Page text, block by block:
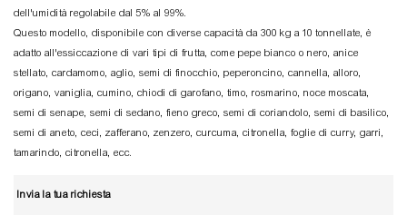
dell'umidità regolabile dal 5% al ​​99%.
Questo modello, disponibile con diverse capacità da 300 kg a 10 tonnellate, è
adatto all'essiccazione di vari tipi di frutta, come pepe bianco o nero, anice
stellato, cardamomo, aglio, semi di finocchio, peperoncino, cannella, alloro,
origano, vaniglia, cumino, chiodi di garofano, timo, rosmarino, noce moscata,
semi di senape, semi di sedano, fieno greco, semi di coriandolo, semi di basilico,
semi di aneto, ceci, zafferano, zenzero, curcuma, citronella, foglie di curry, garri,
tamarindo, citronella, ecc.
Invia la tua richiesta